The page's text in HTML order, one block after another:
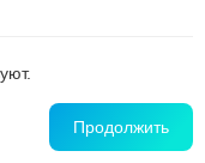
Продолжить